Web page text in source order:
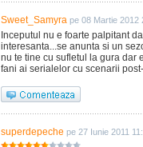
Sweet_Samyra pe 08 Martie 2012
Inceputul nu e foarte palpitant
interesanta...se anunta si un
nu te tine cu sufletul la gura dar
fani ai serialelor cu scenarii
superdepeche pe 27 Iunie 2011